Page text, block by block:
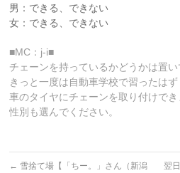
男：できる、できない
女：できる、できない
■MC：j-i■
チェーンを持っているかどうかは置い
きっと一度は自動車学校で習ったはず
車のタイヤにチェーンを取り付けでき
性別も選んでください。
← 雪捨て場【「ちー。」さん（新潟
翌